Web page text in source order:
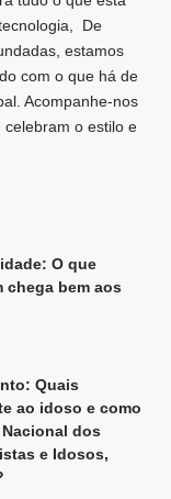
De
estamos
com o que há de
Acompanhe-nos
o estilo e
O que
chega bem aos
Quais
ao idoso e como
dos
e Idosos,